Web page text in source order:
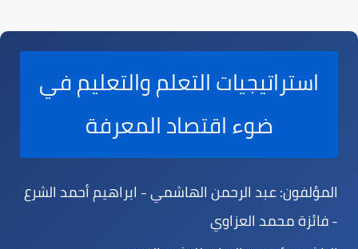
استراتيجيات التعلم والتعليم في
ضوء اقتصاد المعرفة
المؤلفون:عبد الرحمن الهاشمي - ابراهيم أحمد الشرع
- فائزة محمد العزاوي